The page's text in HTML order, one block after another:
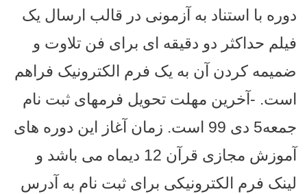
دوره با استناد به آزمونی در قالب ارسال یک
فیلم حداکثر دو دقیقه ای برای فن تلاوت و
ضمیمه کردن آن به یک فرم الکترونیک فراهم
است. -آخرین مهلت تحویل فرمهای ثبت نام
جمعه5 دی 99 است.
زمان آغاز این دوره های
آموزش مجازی قرآن 12 دیماه می باشد و
لینک فرم الکترونیکی برای ثبت نام به آدرس